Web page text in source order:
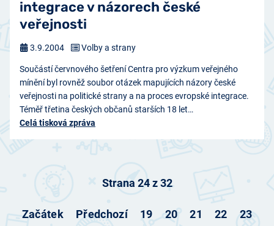
integrace v názorech české
veřejnosti
Součástí červnového šetření Centra pro výzkum veřejného
mínění byl rovněž soubor otázek mapujících názory české
veřejnosti na politické strany a na proces evropské integrace.
Téměř třetina českých občanů starších 18 let…
Celá tisková zpráva
3.9.2004 Volby a strany
Strana 24 z 32
Začátek Předchozí 19 20 21 22
23